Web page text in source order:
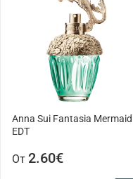
Anna Sui Fantasia Mermaid
EDT
От 2.60€